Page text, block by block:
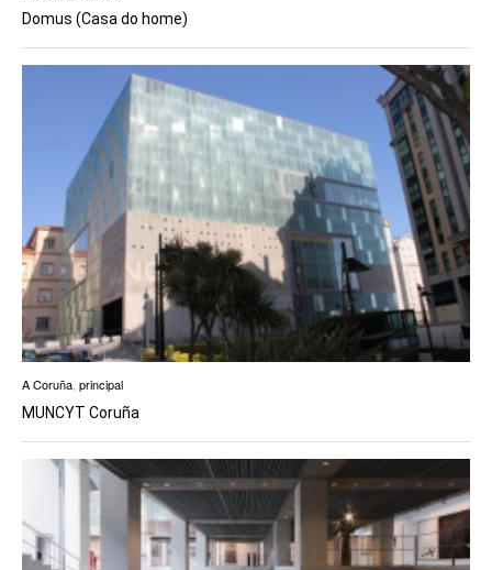
Domus (Casa do home)
A Coruña principal
MUNCYT Coruña